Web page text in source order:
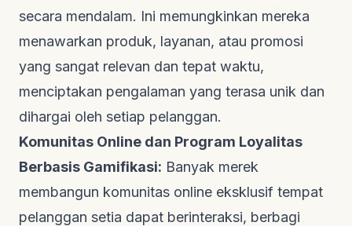
secara mendalam. Ini memungkinkan mereka
menawarkan produk, layanan, atau promosi
yang sangat relevan dan tepat waktu,
menciptakan pengalaman yang terasa unik dan
dihargai oleh setiap pelanggan.
Komunitas Online dan Program Loyalitas
Berbasis Gamifikasi: Banyak merek
membangun komunitas online eksklusif tempat
pelanggan setia dapat berinteraksi, berbagi